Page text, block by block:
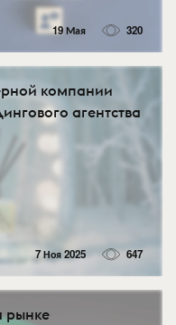
19 Мая 320
компании
агентства
7 Ноя 2025 647
рынке